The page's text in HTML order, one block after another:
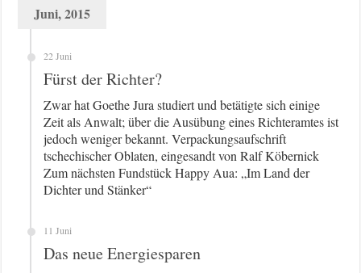
Juni, 2015
22 Juni
Fürst der Richter?
Zwar hat Goethe Jura studiert und betätigte sich einige
Zeit als Anwalt; über die Ausübung eines Richteramtes ist
jedoch weniger bekannt. Verpackungsaufschrift
tschechischer Oblaten, eingesandt von Ralf Köbernick
Zum nächsten Fundstück Happy Aua: „Im Land der
Dichter und Stänker“
11 Juni
Das neue Energiesparen